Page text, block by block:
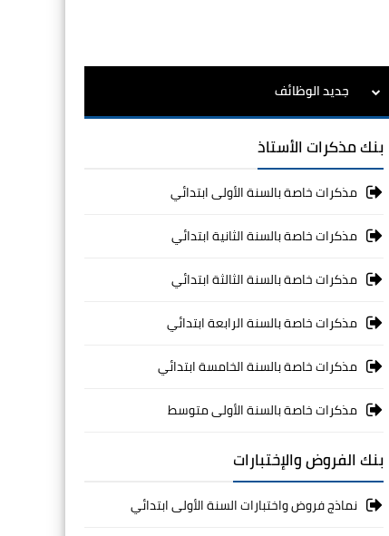
جديد الوظائف
بنك مذكرات الأستاذ
مذكرات خاصة بالسنة الأولى ابتدائي
مذكرات خاصة بالسنة الثانية ابتدائي
مذكرات خاصة بالسنة الثالثة ابتدائي
مذكرات خاصة بالسنة الرابعة ابتدائي
مذكرات خاصة بالسنة الخامسة ابتدائي
مذكرات خاصة بالسنة الأولى متوسط
بنك الفروض والإختبارات
نماذج فروض واختبارات السنة الأولى ابتدائي